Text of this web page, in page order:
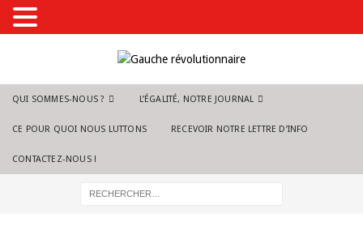
QUI SOMMES-NOUS ? L’ÉGALITÉ, NOTRE JOURNAL
CE POUR QUOI NOUS LUTTONS RECEVOIR NOTRE LETTRE D’INFO
CONTACTEZ-NOUS !